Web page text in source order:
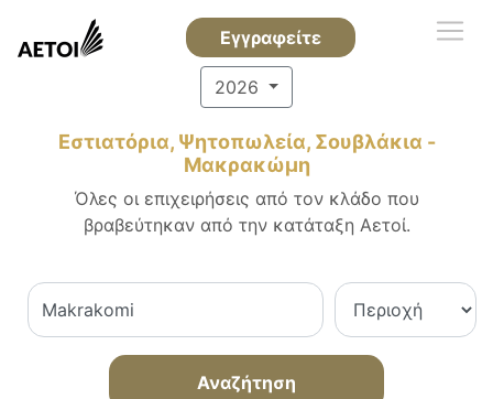
Εγγραφείτε
2026
Εστιατόρια, Ψητοπωλεία, Σουβλάκια -
Μακρακώμη
Όλες οι επιχειρήσεις από τον κλάδο που
βραβεύτηκαν από την κατάταξη Αετοί.
Αναζήτηση